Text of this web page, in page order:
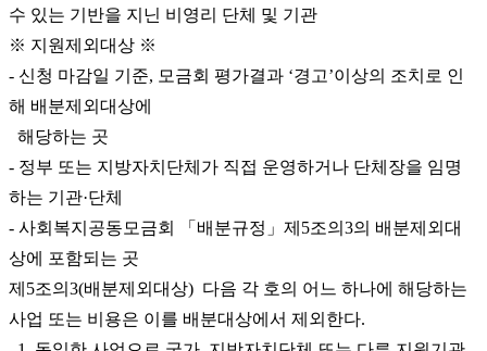
수 있는 기반을 지닌 비영리 단체 및 기관
※ 지원제외대상 ※
- 신청 마감일 기준, 모금회 평가결과 ‘경고’이상의 조치로 인
해 배분제외대상에
해당하는 곳
- 정부 또는 지방자치단체가 직접 운영하거나 단체장을 임명
하는 기관·단체
- 사회복지공동모금회 「배분규정」제5조의3의 배분제외대
상에 포함되는 곳
제5조의3(배분제외대상) 다음 각 호의 어느 하나에 해당하는
사업 또는 비용은 이를 배분대상에서 제외한다.